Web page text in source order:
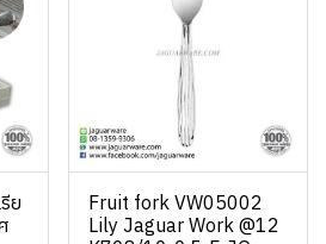
ย
Fruit fork VW05002
Lily Jaguar Work @12